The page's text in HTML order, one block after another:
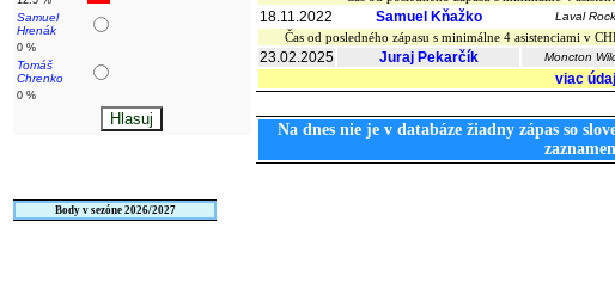
Samuel
Hrenák
0 %
Tomáš
Chrenko
0 %
Body v sezóne 2026/2027
18.11.2022 Samuel Kňažko Laval
Čas od posledného zápasu s minimálne 4 asistenciami v
23.02.2025 Juraj Pekarčík Moncton
viac
Na dnes nie je v databáze žiadny zápas so